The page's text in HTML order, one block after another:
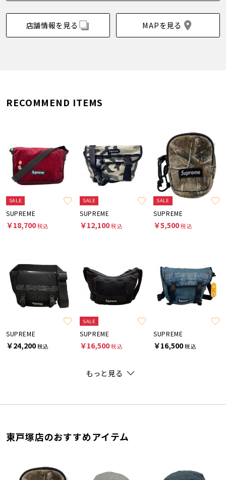
店舗情報を見る MAPを見る
RECOMMEND ITEMS
SALE
SUPREME
￥18,700税込
SALE
SUPREME
￥12,100税込
SALE
SUPREME
￥5,500税込
SUPREME
￥24,200税込
SALE
SUPREME
￥16,500税込
SUPREME
￥16,500税込
もっと見る
東戸塚店のおすすめアイテム